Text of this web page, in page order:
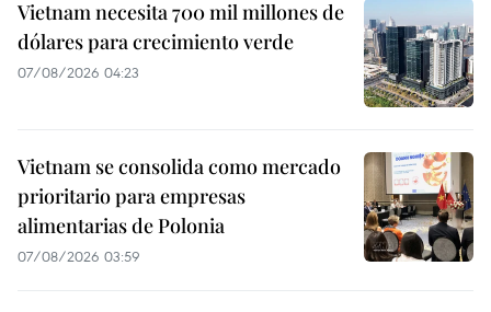
Vietnam necesita 700 mil millones de
dólares para crecimiento verde
07/08/2026 04:23
Vietnam se consolida como mercado
prioritario para empresas
alimentarias de Polonia
07/08/2026 03:59